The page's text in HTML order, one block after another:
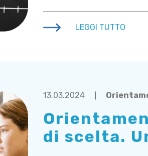
LEGGI TUTTO
13.03.2024
di scelta.